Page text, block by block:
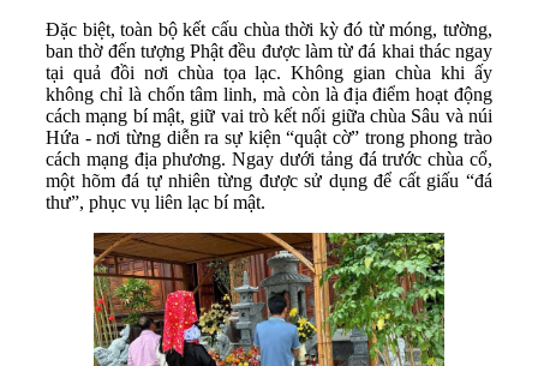
Đặc biệt, toàn bộ kết cấu chùa thời kỳ đó từ móng, tường,
ban thờ đến tượng Phật đều được làm từ đá khai thác ngay
tại quả đồi nơi chùa tọa lạc. Không gian chùa khi ấy
không chỉ là chốn tâm linh, mà còn là địa điểm hoạt động
cách mạng bí mật, giữ vai trò kết nối giữa chùa Sâu và núi
Hứa - nơi từng diễn ra sự kiện “quật cờ” trong phong trào
cách mạng địa phương. Ngay dưới tảng đá trước chùa cổ,
một hõm đá tự nhiên từng được sử dụng để cất giấu “đá
thư”, phục vụ liên lạc bí mật.